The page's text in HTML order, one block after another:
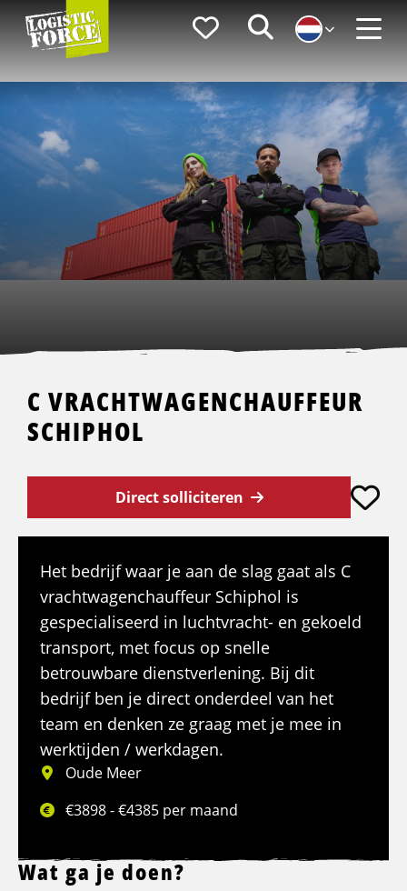
Logistic
Force
FavorietenZoeken
C VRACHTWAGENCHAUFFEUR
SCHIPHOL
Direct solliciteren
Het bedrijf waar je aan de slag gaat als C
vrachtwagenchauffeur Schiphol is
gespecialiseerd in luchtvracht- en gekoeld
transport, met focus op snelle
betrouwbare dienstverlening. Bij dit
bedrijf ben je direct onderdeel van het
team en denken ze graag met je mee in
werktijden / werkdagen.
Oude Meer
€3898 - €4385 per maand
Wat ga je doen?